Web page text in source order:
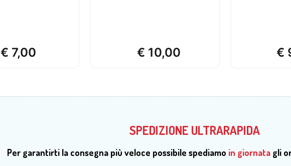
€ 7,00 € 10,00 €
SPEDIZIONE ULTRARAPIDA
Per garantirti la consegna più veloce possibile spediamo in giornatagli